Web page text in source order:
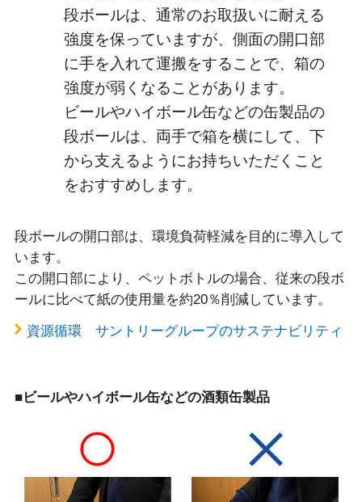
段ボールは、通常のお取扱いに耐える
強度を保っていますが、側面の開口部
に手を入れて運搬をすることで、箱の
強度が弱くなることがあります。
ビールやハイボール缶などの缶製品の
段ボールは、両手で箱を横にして、下
から支えるようにお持ちいただくこと
をおすすめします。
段ボールの開口部は、環境負荷軽減を目的に導入して
います。
この開口部により、ペットボトルの場合、従来の段ボ
ールに比べて紙の使用量を約20％削減しています。
資源循環 サントリーグループのサステナビリティ
■ビールやハイボール缶などの酒類缶製品